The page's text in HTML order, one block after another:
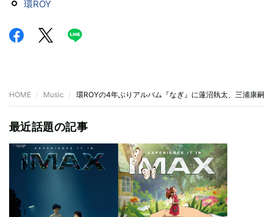
環ROY
HOME Music 環ROYの4年ぶりアルバム『なぎ』に蓮沼執太、三浦康嗣
最近話題の記事